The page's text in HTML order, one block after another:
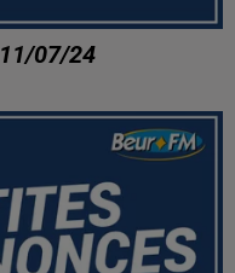
07/24